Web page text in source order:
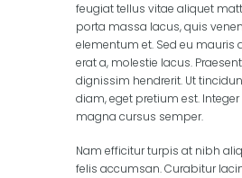
feugiat tellus vitae aliquet
porta massa lacus, quis
elementum et. Sed eu mauris
erat a, molestie lacus.
dignissim hendrerit. Ut
diam, eget pretium est.
magna cursus semper.
Nam efficitur turpis at nibh
felis accumsan. Curabitur